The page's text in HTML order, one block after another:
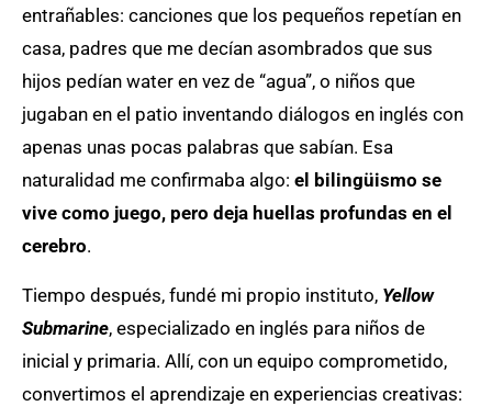
entrañables: canciones que los pequeños repetían en
casa, padres que me decían asombrados que sus
hijos pedían water en vez de “agua”, o niños que
jugaban en el patio inventando diálogos en inglés con
apenas unas pocas palabras que sabían. Esa
naturalidad me confirmaba algo: el bilingüismo se
vive como juego, pero deja huellas profundas en el
cerebro.
Tiempo después, fundé mi propio instituto, Yellow
Submarine, especializado en inglés para niños de
inicial y primaria. Allí, con un equipo comprometido,
convertimos el aprendizaje en experiencias creativas: